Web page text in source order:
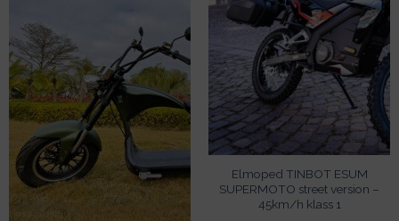
Elmoped TINBOT ESUM
SUPERMOTO street version –
45km/h klass 1